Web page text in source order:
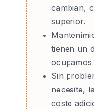
cambian,
superior.
tienen un
Sin
necesite,
coste